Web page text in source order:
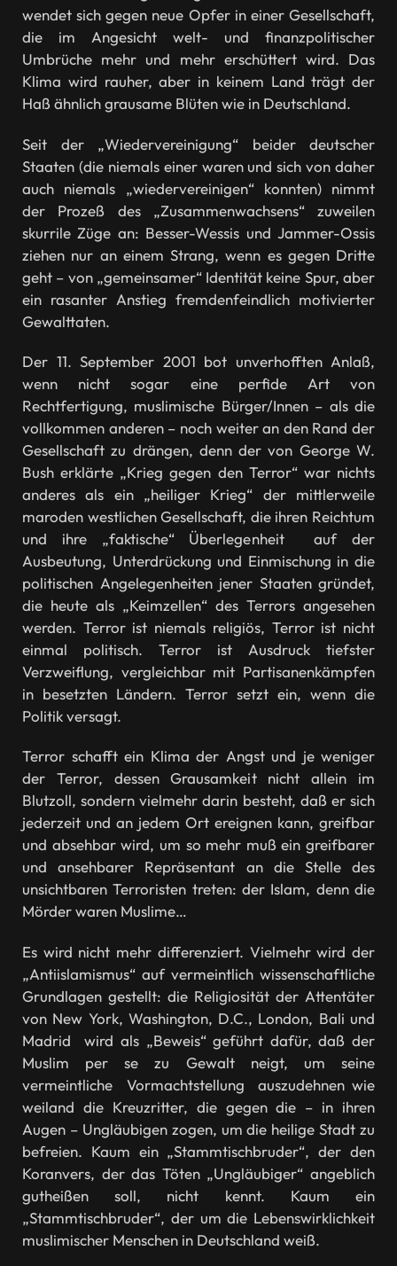
wendet sich gegen neue Opfer in einer Gesellschaft,
die im Angesicht welt- und finanzpolitischer
Umbrüche mehr und mehr erschüttert wird. Das
Klima wird rauher, aber in keinem Land trägt der
Haß ähnlich grausame Blüten wie in Deutschland.
Seit der „Wiedervereinigung“ beider deutscher
Staaten (die niemals einer waren und sich von daher
auch niemals „wiedervereinigen“ konnten) nimmt
der Prozeß des „Zusammenwachsens“ zuweilen
skurrile Züge an: Besser-Wessis und Jammer-Ossis
ziehen nur an einem Strang, wenn es gegen Dritte
geht – von „gemeinsamer“ Identität keine Spur, aber
ein rasanter Anstieg fremdenfeindlich motivierter
Gewalttaten.
Der 11. September 2001 bot unverhofften Anlaß,
wenn nicht sogar eine perfide Art von
Rechtfertigung, muslimische Bürger/Innen – als die
vollkommen anderen – noch weiter an den Rand der
Gesellschaft zu drängen, denn der von George W.
Bush erklärte „Krieg gegen den Terror“ war nichts
anderes als ein „heiliger Krieg“ der mittlerweile
maroden westlichen Gesellschaft, die ihren Reichtum
und ihre „faktische“ Überlegenheit auf der
Ausbeutung, Unterdrückung und Einmischung in die
politischen Angelegenheiten jener Staaten gründet,
die heute als „Keimzellen“ des Terrors angesehen
werden. Terror ist niemals religiös, Terror ist nicht
einmal politisch. Terror ist Ausdruck tiefster
Verzweiflung, vergleichbar mit Partisanenkämpfen
in besetzten Ländern. Terror setzt ein, wenn die
Politik versagt.
Terror schafft ein Klima der Angst und je weniger
der Terror, dessen Grausamkeit nicht allein im
Blutzoll, sondern vielmehr darin besteht, daß er sich
jederzeit und an jedem Ort ereignen kann, greifbar
und absehbar wird, um so mehr muß ein greifbarer
und ansehbarer Repräsentant an die Stelle des
unsichtbaren Terroristen treten: der Islam, denn die
Mörder waren Muslime…
Es wird nicht mehr differenziert. Vielmehr wird der
„Antiislamismus“ auf vermeintlich wissenschaftliche
Grundlagen gestellt: die Religiosität der Attentäter
von New York, Washington, D.C., London, Bali und
Madrid wird als „Beweis“ geführt dafür, daß der
Muslim per se zu Gewalt neigt, um seine
vermeintliche Vormachtstellung auszudehnen wie
weiland die Kreuzritter, die gegen die – in ihren
Augen – Ungläubigen zogen, um die heilige Stadt zu
befreien. Kaum ein „Stammtischbruder“, der den
Koranvers, der das Töten „Ungläubiger“ angeblich
gutheißen soll, nicht kennt. Kaum ein
„Stammtischbruder“, der um die Lebenswirklichkeit
muslimischer Menschen in Deutschland weiß.